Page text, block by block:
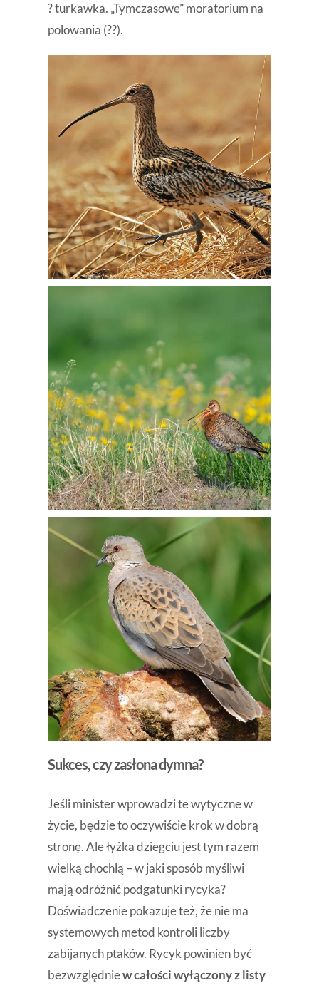
? turkawka. „Tymczasowe” moratorium na
polowania (??).
Sukces, czy zasłona dymna?
Jeśli minister wprowadzi te wytyczne w
życie, będzie to oczywiście krok w dobrą
stronę. Ale łyżka dziegciu jest tym razem
wielką chochlą – w jaki sposób myśliwi
mają odróżnić podgatunki rycyka?
Doświadczenie pokazuje też, że nie ma
systemowych metod kontroli liczby
zabijanych ptaków. Rycyk powinien być
bezwzględniew całości wyłączony z listy